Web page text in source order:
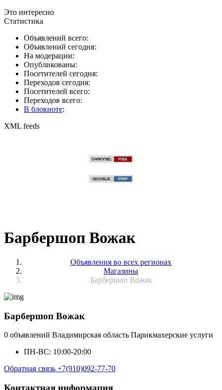
Это интересно
Статистика
Объявлений всего:
Объявлений сегодня:
На модерации:
Опубликованы:
Посетителей сегодня:
Переходов сегодня:
Посетителей всего:
Переходов всего:
В блокноте:
XML feeds
Барбершоп Вожак
Объявления во всех регионах
Магазины
Барбершоп Вожак
Барбершоп Вожак
0 объявлений Владимирская область Парикмахерские услуги
ПН-ВС: 10:00-20:00
Обратная связь +7(910)092-77-70
Контактная информация